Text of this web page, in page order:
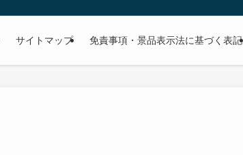
サイトマップ 免責事項・景品表示法に基づく表記